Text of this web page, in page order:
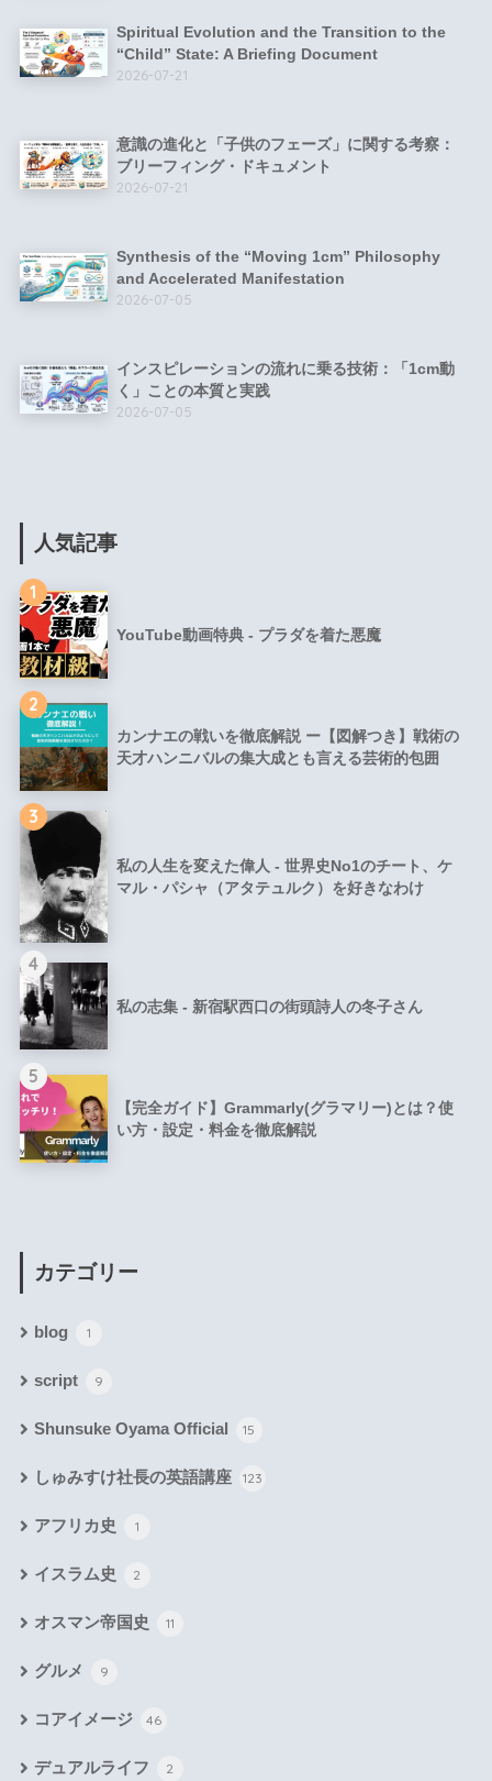
Spiritual Evolution and the Transition to the
“Child” State: A Briefing Document
2026-07-21
意識の進化と「子供のフェーズ」に関する考察：
ブリーフィング・ドキュメント
2026-07-21
Synthesis of the “Moving 1cm” Philosophy
and Accelerated Manifestation
2026-07-05
インスピレーションの流れに乗る技術：「1cm動
く」ことの本質と実践
2026-07-05
人気記事
1
YouTube動画特典 - プラダを着た悪魔
2
カンナエの戦いを徹底解説 ー【図解つき】戦術の
天才ハンニバルの集大成とも言える芸術的包囲
3
私の人生を変えた偉人 - 世界史No1のチート、ケ
マル・パシャ（アタテュルク）を好きなわけ
4
私の志集 - 新宿駅西口の街頭詩人の冬子さん
5
【完全ガイド】Grammarly(グラマリー)とは？使
い方・設定・料金を徹底解説
カテゴリー
blog 1
script 9
Shunsuke Oyama Official 15
しゅみすけ社長の英語講座 123
アフリカ史 1
イスラム史 2
オスマン帝国史 11
グルメ 9
コアイメージ 46
デュアルライフ 2